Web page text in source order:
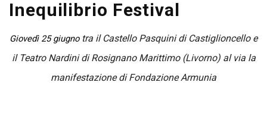
Inequilibrio Festival
Giovedì 25 giugno tra il Castello Pasquini diCastiglioncello e
il Teatro Nardini diRosignano Marittimo(Livorno) al via la
manifestazione di Fondazione Armunia